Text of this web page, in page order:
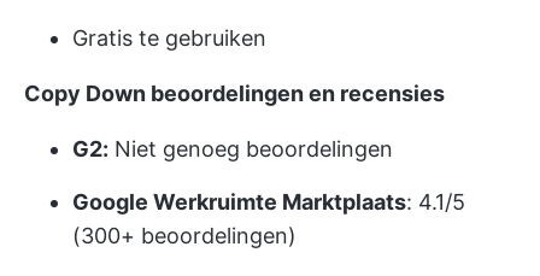
Gratis te gebruiken
Copy Down beoordelingen en recensies
G2: Niet genoeg beoordelingen
Google Werkruimte Marktplaats: 4.1/5
(300+ beoordelingen)